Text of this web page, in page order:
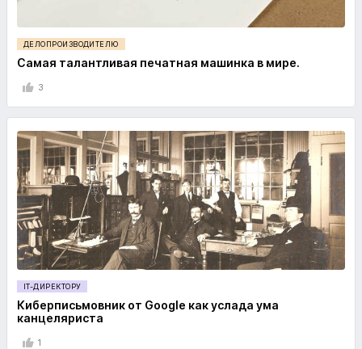
ДЕЛОПРОИЗВОДИТЕЛЮ
Самая талантливая печатная машинка в мире.
3
IT-ДИРЕКТОРУ
Киберписьмовник от Google как услада ума
канцеляриста
1